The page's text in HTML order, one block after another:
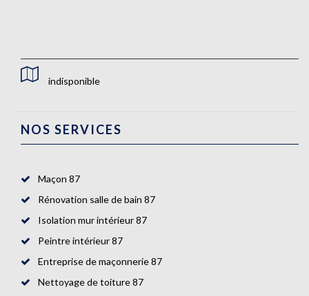
indisponible
NOS SERVICES
Maçon 87
Rénovation salle de bain 87
Isolation mur intérieur 87
Peintre intérieur 87
Entreprise de maçonnerie 87
Nettoyage de toiture 87